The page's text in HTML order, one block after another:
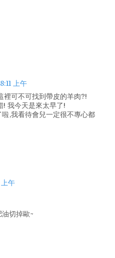
上午
裡可不可找到帶皮的羊肉?!
! 我今天是來太早了!
,我看待會兒一定很不專心都
午
切掉歐~